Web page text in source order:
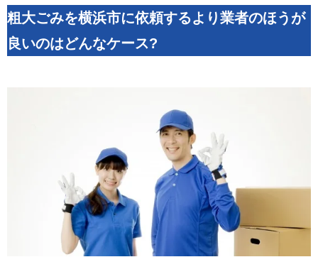
粗大ごみを横浜市に依頼するより業者のほうが
良いのはどんなケース?